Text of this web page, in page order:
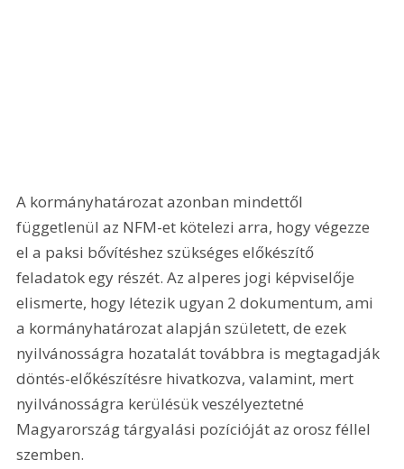
A kormányhatározat azonban mindettől
függetlenül az NFM-et kötelezi arra, hogy végezze
el a paksi bővítéshez szükséges előkészítő
feladatok egy részét. Az alperes jogi képviselője
elismerte, hogy létezik ugyan 2 dokumentum, ami
a kormányhatározat alapján született, de ezek
nyilvánosságra hozatalát továbbra is megtagadják
döntés-előkészítésre hivatkozva, valamint, mert
nyilvánosságra kerülésük veszélyeztetné
Magyarország tárgyalási pozícióját az orosz féllel
szemben.